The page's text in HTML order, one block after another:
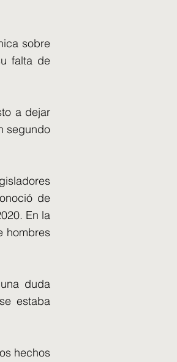
sobre
falta de
a dejar
segundo
de
En la
hombres
duda
estaba
hechos